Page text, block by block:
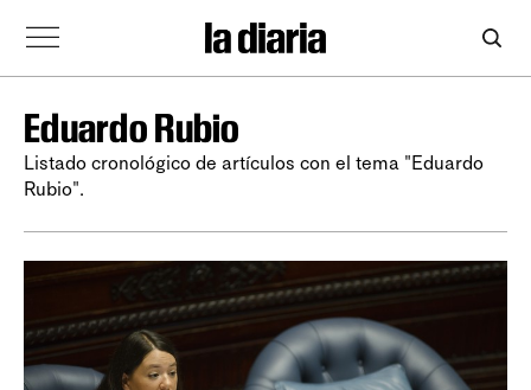
Eduardo Rubio
Listado cronológico de artículos con el tema "Eduardo
Rubio".